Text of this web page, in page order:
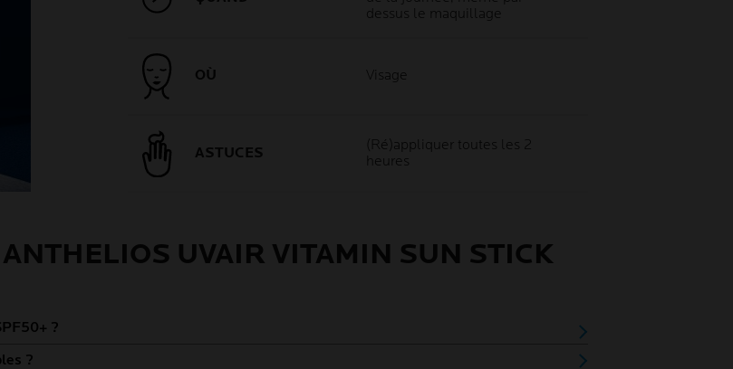
dessus le maquillage
OÙ Visage
ASTUCES
(Ré)appliquer toutes les 2
heures
UVAIR VITAMIN SUN STICK
?
?